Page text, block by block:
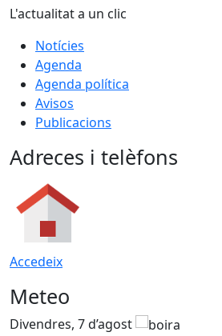
L'actualitat a un clic
Notícies
Agenda
Agenda política
Avisos
Publicacions
Adreces i telèfons
Accedeix
Meteo
Divendres, 7 d’agost